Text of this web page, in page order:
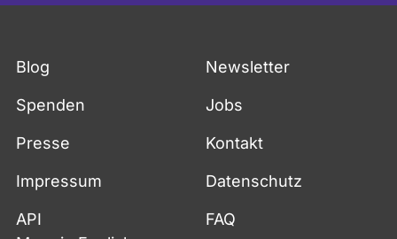
Blog Newsletter
Spenden Jobs
Presse Kontakt
Impressum Datenschutz
API
FAQ